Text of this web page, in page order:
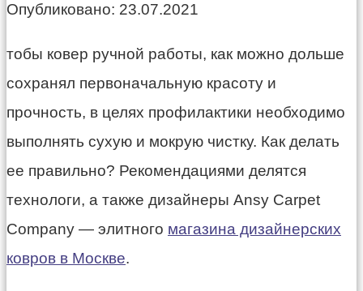
Опубликовано: 23.07.2021
тобы ковер ручной работы, как можно дольше
сохранял первоначальную красоту и
прочность, в целях профилактики необходимо
выполнять сухую и мокрую чистку. Как делать
ее правильно? Рекомендациями делятся
технологи, а также дизайнеры Ansy Carpet
Company — элитного магазина дизайнерских
ковров в Москве.